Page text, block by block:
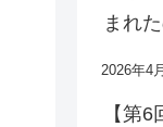
まれ
2026年4
【第